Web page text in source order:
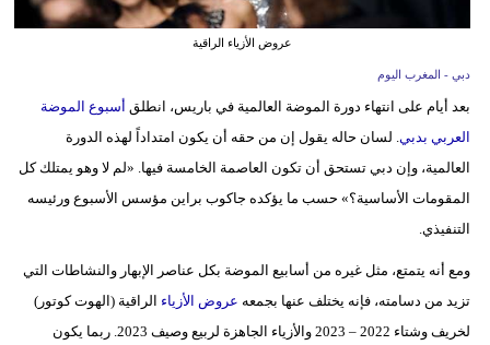
أزياء
إسلامية
علوم
وتكنولوجيا
عروض الأزياء الراقية
دبي - المغرب اليوم
بعد أيام على انتهاء دورة الموضة العالمية في باريس، انطلق أسبوع الموضة
العربي بدبي. لسان حاله يقول إن من حقه أن يكون امتداداً لهذه الدورة
العالمية، وإن دبي تستحق أن تكون العاصمة الخامسة فيها. «لم لا وهو يمتلك كل
المقومات الأساسية؟» حسب ما يؤكده جاكوب براين مؤسس الأسبوع ورئيسه
التنفيذي.
ومع أنه يتمتع، مثل غيره من أسابيع الموضة بكل عناصر الإبهار والنشاطات التي
تزيد من دسامته، فإنه يختلف عنها بجمعه عروض الأزياء الراقية (الهوت كوتور)
لخريف وشتاء 2022 – 2023 والأزياء الجاهزة لربيع وصيف 2023. ربما يكون